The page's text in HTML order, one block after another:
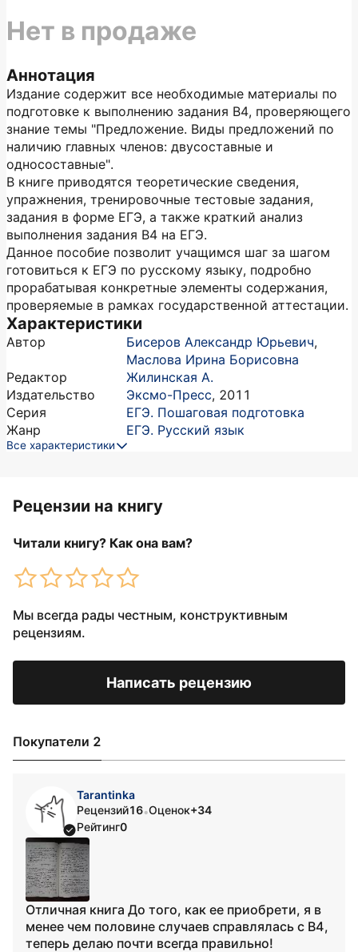
Аннотация
Издание содержит все необходимые материалы по
подготовке к выполнению задания В4, проверяющего
знание темы "Предложение. Виды предложений по
наличию главных членов: двусоставные и
односоставные".
В книге приводятся теоретические сведения,
упражнения, тренировочные тесто­вые задания,
задания в форме ЕГЭ, а также краткий анализ
выполнения задания В4 на ЕГЭ.
Данное пособие позволит учащимся шаг за шагом
готовиться к ЕГЭ по русскому языку, подробно
прорабатывая конкретные элементы содержания,
проверяемые в рамках государственной аттестации.
Характеристики
Автор Бисеров Александр Юрьевич,
Маслова Ирина Борисовна
Редактор
Жилинская А.
Издательство
Эксмо-Пресс, 2011
Серия
ЕГЭ. Пошаговая подготовка
Жанр
ЕГЭ. Русский язык
Все характеристики
Нет в продаже
Рецензии на книгу
Читали книгу? Как она вам?
Мы всегда рады честным, конструктивным
рецензиям.
Написать рецензию
Покупатели 2
Tarantinka
Рецензий16•Оценок+34
Рейтинг0
Отличная книга До того, как ее приобрети, я в
менее чем половине случаев справлялась с В4,
теперь делаю почти всегда правильно!